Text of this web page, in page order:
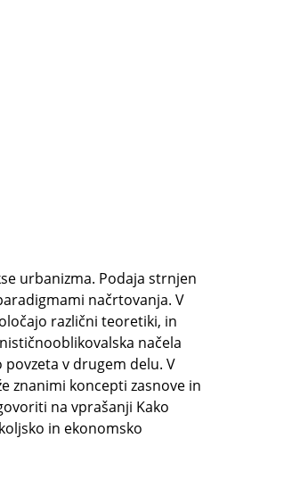
urbanizma. Podaja strnjen
načrtovanja. V
različni teoretiki, in
načela
v drugem delu. V
znanimi koncepti zasnove in
na vprašanji Kako
in ekonomsko